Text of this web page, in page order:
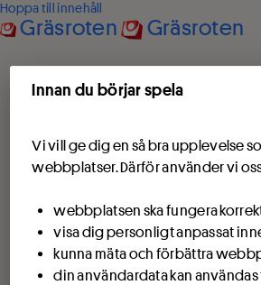
Hoppa till innehåll
Gräsroten Gräsroten
Innan du börjar spela
Vi vill ge dig en så bra upplevelse
webbplatser. Därför använder vi
webbplatsen ska fungera
visa dig personligt anpassat
kunna mäta och förbättra
din användardata kan